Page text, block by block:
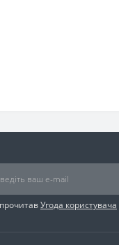
Угода користувача